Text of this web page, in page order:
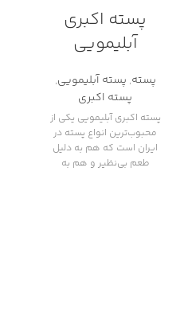
پسته اکبری
آبلیمویی
پسته, پسته آبلیمویی,
پسته اکبری
پسته اکبری آبلیمویی یکی از
محبوب‌ترین انواع پسته در
ایران است که هم به دلیل
طعم بی‌نظیر و هم به